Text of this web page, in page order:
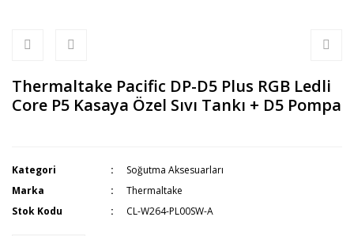
Thermaltake Pacific DP-D5 Plus RGB Ledli
Core P5 Kasaya Özel Sıvı Tankı + D5 Pompa
Kategori
Soğutma Aksesuarları
Marka
Thermaltake
Stok Kodu
CL-W264-PL00SW-A